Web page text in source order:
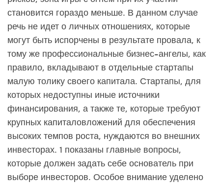
становится гораздо меньше. В данном случае
речь не идет о личных отношениях, которые
могут быть испорчены в результате провала, к
тому же профессиональные бизнес-ангелы, как
правило, вкладывают в отдельные стартапы
малую толику своего капитала. Стартапы, для
которых недоступны иные источники
финансирования, а также те, которые требуют
крупных капиталовложений для обеспечения
высоких темпов роста, нуждаются во внешних
инвесторах. 1 показаны главные вопросы,
которые должен задать себе основатель при
выборе инвесторов. Особое внимание уделено